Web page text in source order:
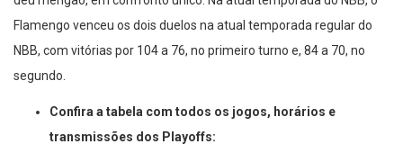
deu mengão, em confronto único. Na atual temporada do NBB, o
Flamengo venceu os dois duelos na atual temporada regular do
NBB, com vitórias por 104 a 76, no primeiro turno e, 84 a 70, no
segundo.
Confira a tabela com todos os jogos, horários e
transmissões dos Playoffs: